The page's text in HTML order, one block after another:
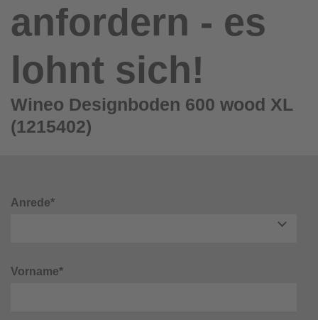
anfordern - es
lohnt sich!
Wineo Designboden 600 wood XL
(1215402)
Anrede*
Vorname*